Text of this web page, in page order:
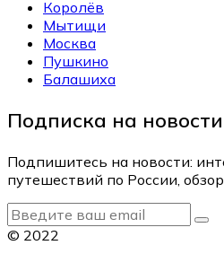
Королёв
Мытищи
Москва
Пушкино
Балашиха
Подписка на новости
Подпишитесь на новости:
путешествий по России,
© 2022